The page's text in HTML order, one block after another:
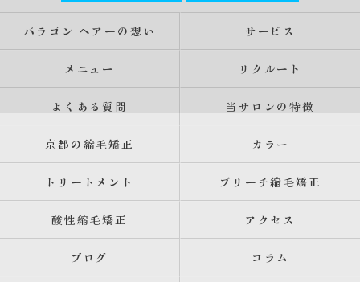
パラゴン ヘアーの想い サービス
メニュー リクルート
よくある質問 当サロンの特徴
京都の縮毛矯正 カラー
トリートメント ブリーチ縮毛矯正
酸性縮毛矯正 アクセス
ブログ コラム